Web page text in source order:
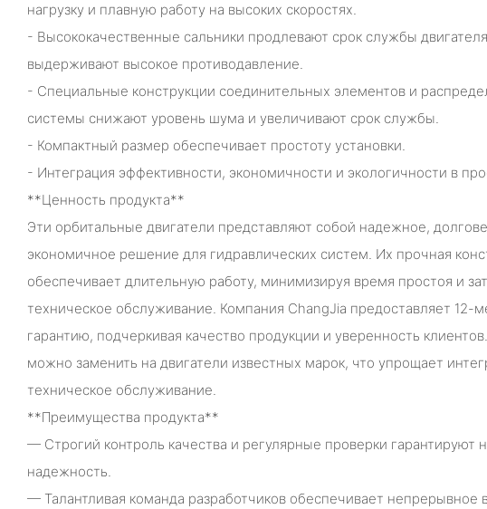
нагрузку и плавную работу на высоких скоростях.
- Высококачественные сальники продлевают срок службы
выдерживают высокое противодавление.
- Специальные конструкции соединительных элементов и
системы снижают уровень шума и увеличивают срок службы.
- Компактный размер обеспечивает простоту установки.
- Интеграция эффективности, экономичности и экологичности в
**Ценность продукта**
Эти орбитальные двигатели представляют собой надежное,
экономичное решение для гидравлических систем. Их прочная
обеспечивает длительную работу, минимизируя время простоя и
техническое обслуживание. Компания ChangJia предоставляет 12-
гарантию, подчеркивая качество продукции и уверенность
можно заменить на двигатели известных марок, что упрощает
техническое обслуживание.
**Преимущества продукта**
— Строгий контроль качества и регулярные проверки гарантируют
надежность.
— Талантливая команда разработчиков обеспечивает непрерывное